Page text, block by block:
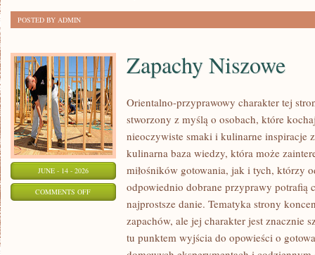
POSTED BY ADMIN
JUNE - 14 - 2026
COMMENTS OFFON
Zapachy Niszowe
Orientalno-przyprawowy charakter tej
stworzony z myślą o osobach, które
nieoczywiste smaki i kulinarne inspiracje
kulinarna baza wiedzy, która może
miłośników gotowania, jak i tych, którzy
odpowiednio dobrane przyprawy potrafią
najprostsze danie. Tematyka strony
zapachów, ale jej charakter jest znacznie
tu punktem wyjścia do opowieści o